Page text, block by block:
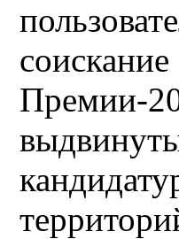
соискание
Премии-